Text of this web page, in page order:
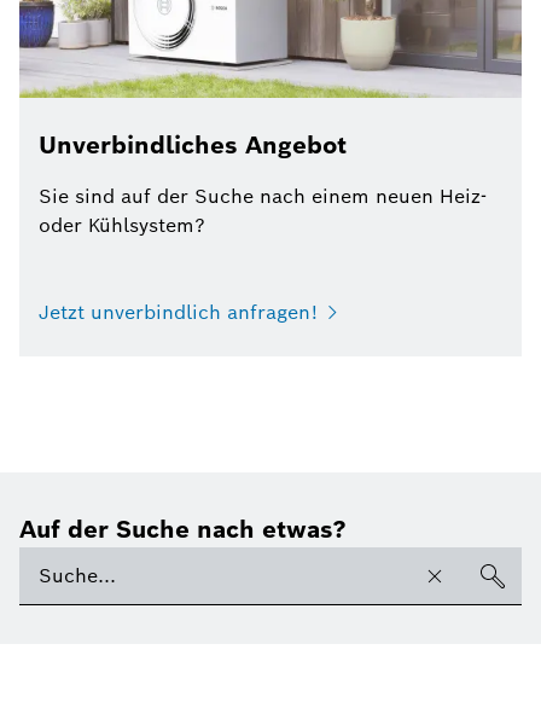
Unverbindliches Angebot
Sie sind auf der Suche nach einem neuen Heiz-
oder Kühlsystem?
Jetzt unverbindlich anfragen!
Auf der Suche nach etwas?